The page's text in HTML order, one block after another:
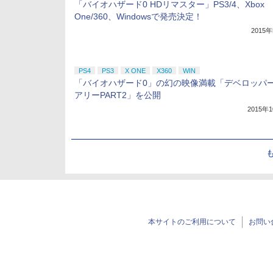
「バイオハザード0 HDリマスター」PS3/4、Xbox
One/360、Windowsで発売決定！
2015
PS4 PS3 X ONE X360 WIN
「バイオハザード0」の幻の映像満載「デベロッパ
アリーPART2」を公開
2015年
本サイトのご利用について お問い